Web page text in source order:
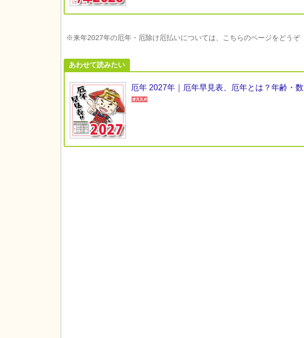
※来年2027年の厄年・厄除け厄払いについては、こちらのページをどうぞ
あわせて読みたい
厄年 2027年｜厄年早見表、厄年とは？年齢・